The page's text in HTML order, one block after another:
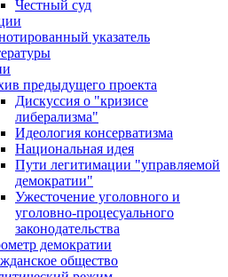
Честный суд
указатель
предыдущего проекта
Дискуссия о "кризисе
либерализма"
Идеология консерватизма
Национальная идея
Пути легитимации "управляемой
демократии"
Ужесточение уголовного и
уголовно-процесуального
законодательства
демократии
общество